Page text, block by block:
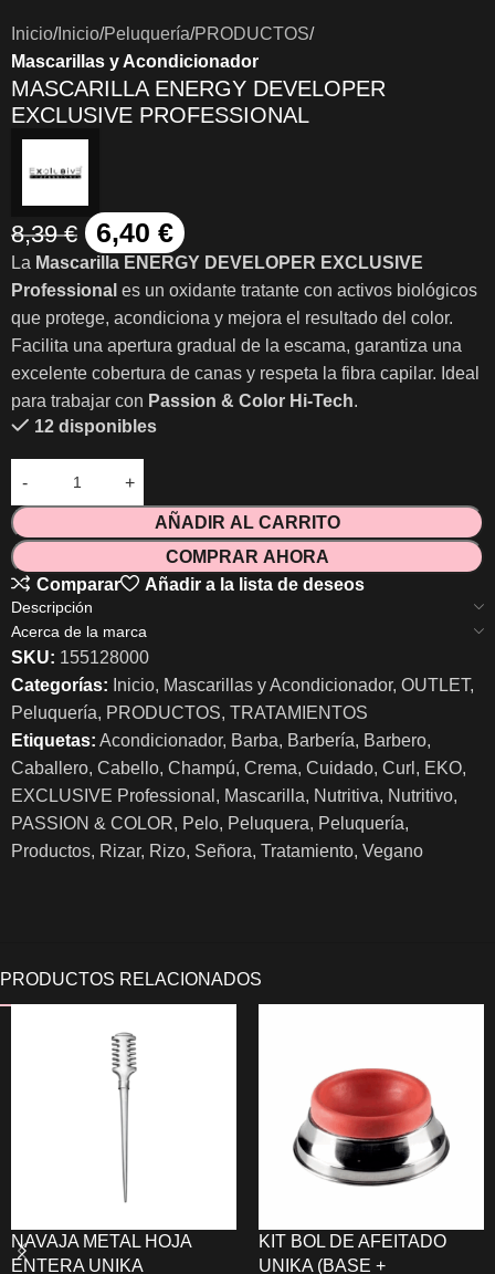
Inicio Inicio Peluquería PRODUCTOS
Mascarillas y Acondicionador
MASCARILLA ENERGY DEVELOPER
EXCLUSIVE PROFESSIONAL
8,39€ 6,40 €
La Mascarilla ENERGY DEVELOPER EXCLUSIVE
Professional es un oxidante tratante con activos biológicos
que protege, acondiciona y mejora el resultado del color.
Facilita una apertura gradual de la escama, garantiza una
excelente cobertura de canas y respeta la fibra capilar. Ideal
para trabajar con Passion & Color Hi-Tech.
12 disponibles
AÑADIR AL CARRITO
COMPRAR AHORA
Comparar
Añadir a la lista de deseos
Descripción
Acerca de la marca
SKU: 155128000
Categorías: Inicio, Mascarillas y Acondicionador, OUTLET,
Peluquería, PRODUCTOS, TRATAMIENTOS
Etiquetas: Acondicionador, Barba, Barbería, Barbero,
Caballero, Cabello, Champú, Crema, Cuidado, Curl , EKO,
EXCLUSIVE Professional , Mascarilla, Nutritiva, Nutritivo,
PASSION & COLOR, Pelo, Peluquera, Peluquería,
Productos, Rizar, Rizo, Señora, Tratamiento, Vegano
NAVAJA METAL HOJA
ENTERA UNIKA
KIT BOL DE AFEITADO
UNIKA (BASE +